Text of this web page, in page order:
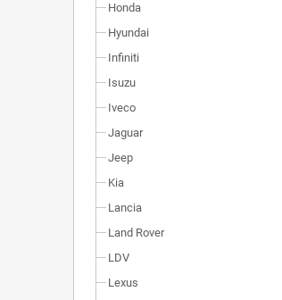
Honda
Hyundai
Infiniti
Isuzu
Iveco
Jaguar
Jeep
Kia
Lancia
Land Rover
LDV
Lexus